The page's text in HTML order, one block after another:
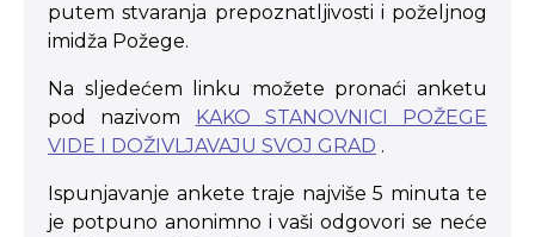
putem stvaranja prepoznatljivosti i poželjnog
imidža Požege.
Na sljedećem linku možete pronaći anketu
pod nazivom KAKO STANOVNICI POŽEGE
VIDE I DOŽIVLJAVAJU SVOJ GRAD .
Ispunjavanje ankete traje najviše 5 minuta te
je potpuno anonimno i vaši odgovori se neće